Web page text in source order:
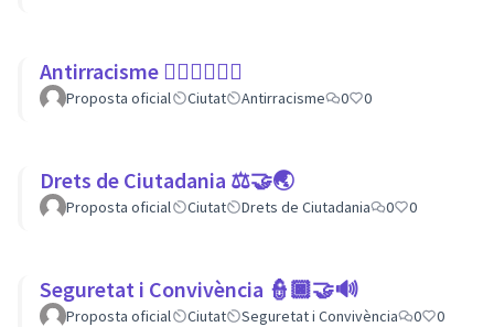
Antirracisme ✊🏾✊🏼✊🏿
Proposta oficial Ciutat Antirracisme 0 0
Drets de Ciutadania ⚖️🤝🌏
Proposta oficial Ciutat Drets de Ciutadania 0 0
Seguretat i Convivència 👮🏿🤝🔊
Proposta oficial Ciutat Seguretat i Convivència 0 0